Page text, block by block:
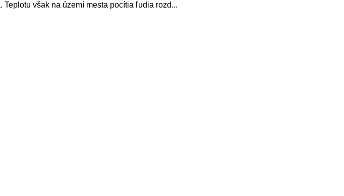
však na území mesta pocítia ľudia rozd...